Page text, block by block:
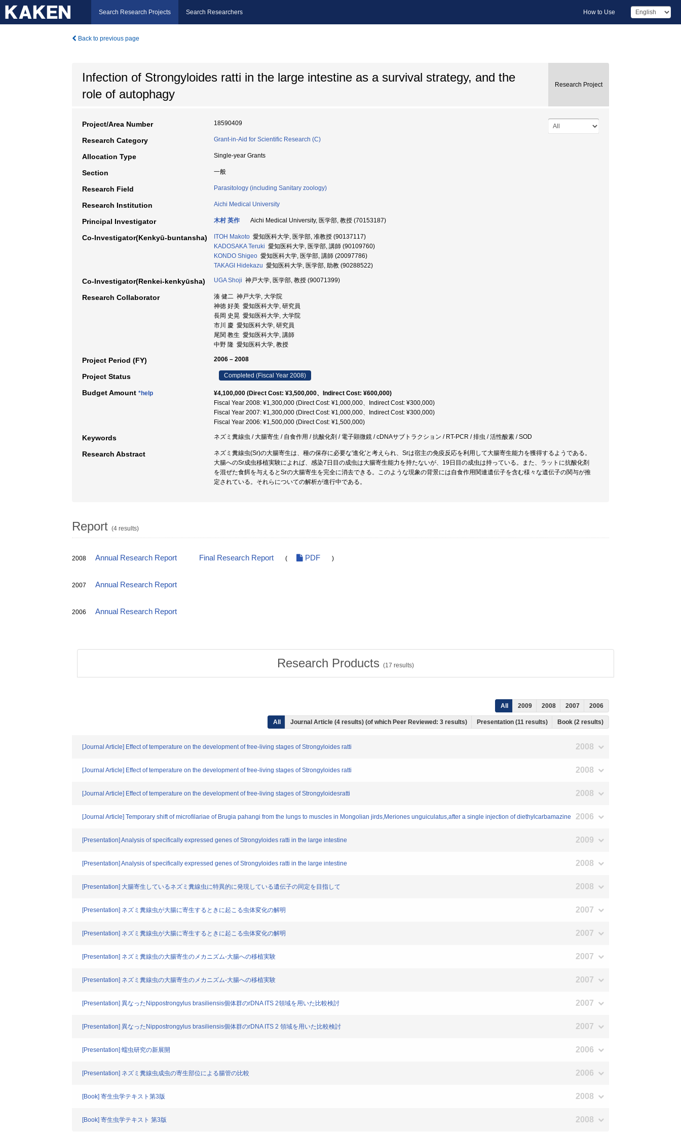
Search Research Projects Search Researchers How to Use
Back to previous page
Infection of Strongyloides ratti in the large intestine as a survival strategy, and the
role of autophagy
Research Project
Project/Area Number 18590409
Research Category Grant-in-Aid for Scientific Research (C)
Allocation Type Single-year Grants
Section 一般
Research Field Parasitology (including Sanitary zoology)
Research Institution Aichi Medical University
Principal Investigator 木村 英作 Aichi Medical University, 医学部, 教授 (70153187)
Co-Investigator(Kenkyū-buntansha) ITOH Makoto 愛知医科大学, 医学部, 准教授 (90137117)
KADOSAKA Teruki 愛知医科大学, 医学部, 講師 (90109760)
KONDO Shigeo 愛知医科大学, 医学部, 講師 (20097786)
TAKAGI Hidekazu 愛知医科大学, 医学部, 助教 (90288522)
Co-Investigator(Renkei-kenkyūsha) UGA Shoji 神戸大学, 医学部, 教授 (90071399)
Research Collaborator
湊 健二 神戸大学, 大学院
神徳 好美 愛知医科大学, 研究員
長岡 史晃 愛知医科大学, 大学院
市川 慶 愛知医科大学, 研究員
尾関 教生 愛知医科大学, 講師
中野 隆 愛知医科大学, 教授
Project Period (FY) 2006 – 2008
Project Status Completed (Fiscal Year 2008)
Budget Amount *help
¥4,100,000 (Direct Cost: ¥3,500,000、Indirect Cost: ¥600,000)
Fiscal Year 2008: ¥1,300,000 (Direct Cost: ¥1,000,000、Indirect Cost: ¥300,000)
Fiscal Year 2007: ¥1,300,000 (Direct Cost: ¥1,000,000、Indirect Cost: ¥300,000)
Fiscal Year 2006: ¥1,500,000 (Direct Cost: ¥1,500,000)
Keywords ネズミ糞線虫 / 大腸寄生 / 自食作用 / 抗酸化剤 / 電子顕微鏡 / cDNAサブトラクション / RT-PCR / 排虫 / 活性酸素 / SOD
Research Abstract
ネズミ糞線虫(Sr)の大腸寄生は、種の保存に必要な'進化'と考えられ、Srは宿主の免疫反応を利用して大腸寄生能力を獲得するようである。
大腸へのSr成虫移植実験によれば、感染7日目の成虫は大腸寄生能力を持たないが、19日目の成虫は持っている。また、ラットに抗酸化剤
を混ぜた食餌を与えるとSrの大腸寄生を完全に消去できる。このような現象の背景には自食作用関連遺伝子を含む様々な遺伝子の関与が推
定されている。それらについての解析が進行中である。
Report (4 results)
2008 Annual Research Report Final Research Report ( PDF )
2007 Annual Research Report
2006 Annual Research Report
Research Products (17 results)
All 2009 2008 2007 2006
All Journal Article (4 results) (of which Peer Reviewed: 3 results) Presentation (11 results) Book (2 results)
[Journal Article] Effect of temperature on the development of free-living stages of Strongyloides ratti 2008
[Journal Article] Effect of temperature on the development of free-living stages of Strongyloides ratti 2008
[Journal Article] Effect of temperature on the development of free-living stages of Strongyloidesratti 2008
[Journal Article] Temporary shift of microfilariae of Brugia pahangi from the lungs to muscles in Mongolian jirds,Meriones unguiculatus,after a single injection of diethylcarbamazine 2006
[Presentation] Analysis of specifically expressed genes of Strongyloides ratti in the large intestine 2009
[Presentation] Analysis of specifically expressed genes of Strongyloides ratti in the large intestine 2008
[Presentation] 大腸寄生しているネズミ糞線虫に特異的に発現している遺伝子の同定を目指して 2008
[Presentation] ネズミ糞線虫が大腸に寄生するときに起こる虫体変化の解明 2007
[Presentation] ネズミ糞線虫が大腸に寄生するときに起こる虫体変化の解明 2007
[Presentation] ネズミ糞線虫の大腸寄生のメカニズム-大腸への移植実験 2007
[Presentation] ネズミ糞線虫の大腸寄生のメカニズム-大腸への移植実験 2007
[Presentation] 異なったNippostrongylus brasiliensis個体群のrDNA ITS 2領域を用いた比較検討 2007
[Presentation] 異なったNippostrongylus brasiliensis個体群のrDNA ITS 2 領域を用いた比較検討 2007
[Presentation] 蠕虫研究の新展開 2006
[Presentation] ネズミ糞線虫成虫の寄生部位による腸管の比較 2006
[Book] 寄生虫学テキスト第3版 2008
[Book] 寄生虫学テキスト 第3版 2008